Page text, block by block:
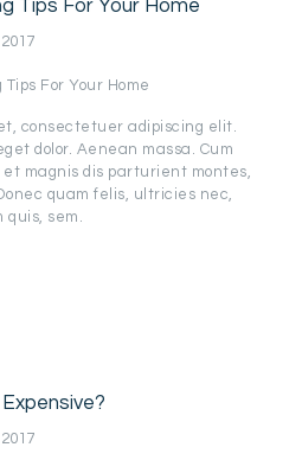
Tips For Your Home
consectetuer adipiscing elit.
dolor. Aenean massa. Cum
magnis dis parturient montes,
quam felis, ultricies nec,
quis, sem.